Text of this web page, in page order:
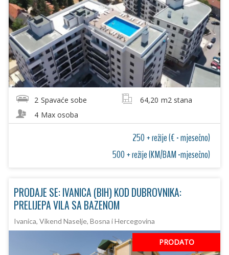
2 Spavaće sobe 64,20 m2 stana
4 Max osoba
250 + režije (€ - mjesečno)
500 + režije (KM/BAM -mjesečno)
PRODAJE SE: IVANICA (BIH) KOD DUBROVNIKA:
PRELIJEPA VILA SA BAZENOM
Ivanica, Vikend Naselje, Bosna i Hercegovina
PRODATO